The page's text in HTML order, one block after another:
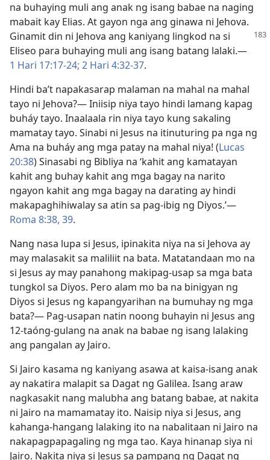
na buhaying muli ang anak ng isang babae na naging
mabait kay Elias. At gayon nga ang ginawa ni Jehova.
Ginamit din ni Jehova ang kaniyang lingkod na si
Eliseo para buhaying muli ang isang batang lalaki.​—
1 Hari 17:17-24; 2 Hari 4:32-37.
Hindi ba’t napakasarap malaman na mahal na mahal
tayo ni Jehova?​— Iniisip niya tayo hindi lamang kapag
buháy tayo. Inaalaala rin niya tayo kung sakaling
mamatay tayo. Sinabi ni Jesus na itinuturing pa nga ng
Ama na buháy ang mga patay na mahal niya! (Lucas
20:38) Sinasabi ng Bibliya na ‘kahit ang kamatayan
kahit ang buhay kahit ang mga bagay na narito
ngayon kahit ang mga bagay na darating ay hindi
makapaghihiwalay sa atin sa pag-ibig ng Diyos.’​—
Roma 8:38, 39.
Nang nasa lupa si Jesus, ipinakita niya na si Jehova ay
may malasakit sa maliliit na bata. Matatandaan mo na
si Jesus ay may panahong makipag-usap sa mga bata
tungkol sa Diyos. Pero alam mo ba na binigyan ng
Diyos si Jesus ng kapangyarihan na bumuhay ng mga
bata?​— Pag-usapan natin noong buhayin ni Jesus ang
12-taóng-gulang na anak na babae ng isang lalaking
ang pangalan ay Jairo.
Si Jairo kasama ng kaniyang asawa at kaisa-isang anak
ay nakatira malapit sa Dagat ng Galilea. Isang araw
nagkasakit nang malubha ang batang babae, at nakita
ni Jairo na mamamatay ito. Naisip niya si Jesus, ang
kahanga-hangang lalaking ito na nabalitaan ni Jairo na
nakapagpapagaling ng mga tao. Kaya hinanap siya ni
Jairo. Nakita niya si Jesus sa pampang ng Dagat ng